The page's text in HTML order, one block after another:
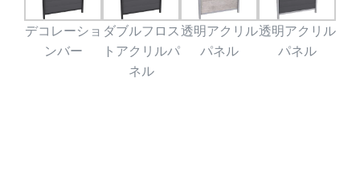
デコレーショ
ンバー
ダブルフロス
トアクリルパ
ネル
透明アクリル
パネル
透明アクリル
パネル